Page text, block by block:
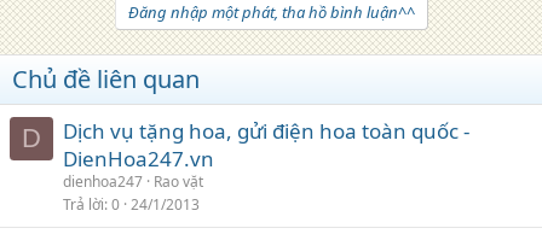
Đăng nhập một phát, tha hồ bình luận^^
Chủ đề liên quan
D
Dịch vụ tặng hoa, gửi điện hoa toàn quốc -
DienHoa247.vn
dienhoa247 Rao vặt
Trả lời 0 24/1/2013